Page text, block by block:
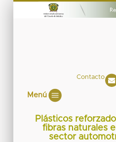
Contacto
Menú
Plásticos
fibras naturales
sector